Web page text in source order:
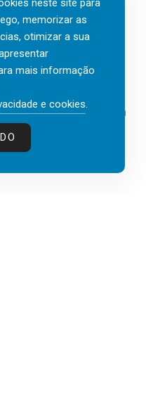
Outlook 2026
em serviços de
artificial (IA), acaba
neste site para
memorizar as
otimizar a sua
mais informação
e cookies.